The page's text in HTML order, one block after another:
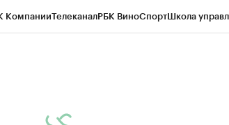
КомпанииТелеканалРБК ВиноСпортШкола